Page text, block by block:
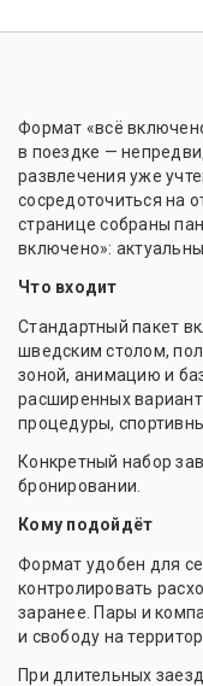
Формат «всё
в поездке —
развлечения уже
сосредоточиться на
странице собраны
включено»:
Что входит
Стандартный пакет
шведским столом,
зоной, анимацию и
расширенных
процедуры,
Конкретный набор
бронировании.
Кому подойдёт
Формат удобен для
контролировать
заранее. Пары и
и свободу на
При длительных